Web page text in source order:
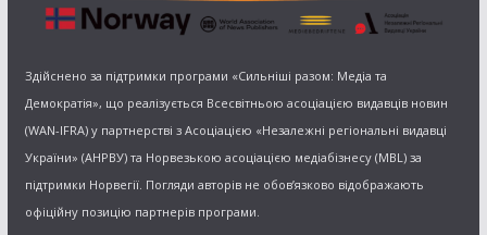
Здійснено за підтримки програми «Сильніші разом: Медіа та
Демократія», що реалізується Всесвітньою асоціацією видавців новин
(WAN-IFRA) у партнерстві з Асоціацією «Незалежні регіональні видавці
України» (АНРВУ) та Норвезькою асоціацією медіабізнесу (MBL) за
підтримки Норвегії. Погляди авторів не обов’язково відображають
офіційну позицію партнерів програми.